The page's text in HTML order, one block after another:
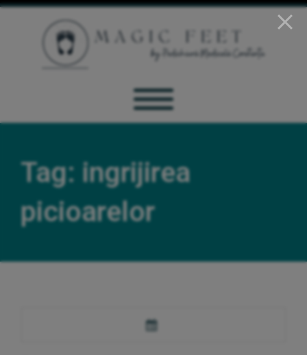
Tag: ingrijirea
picioarelor